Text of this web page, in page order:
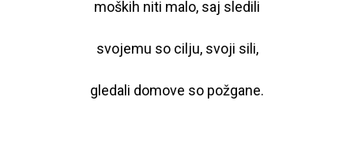
moških niti malo, saj sledili
svojemu so cilju, svoji sili,
gledali domove so požgane.